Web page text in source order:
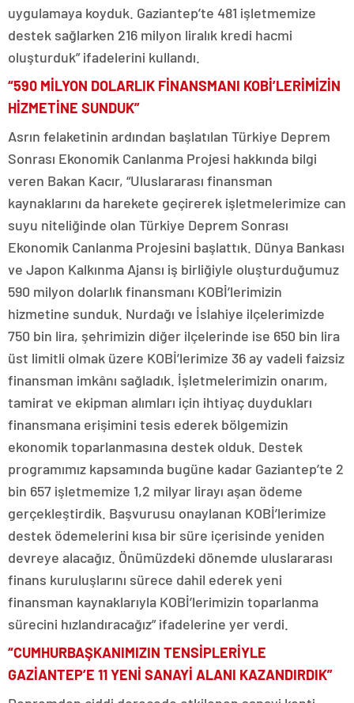
uygulamaya koyduk. Gaziantep’te 481 işletmemize
destek sağlarken 216 milyon liralık kredi hacmi
oluşturduk” ifadelerini kullandı.
“590 MİLYON DOLARLIK FİNANSMANI KOBİ’LERİMİZİN
HİZMETİNE SUNDUK”
Asrın felaketinin ardından başlatılan Türkiye Deprem
Sonrası Ekonomik Canlanma Projesi hakkında bilgi
veren Bakan Kacır, “Uluslararası finansman
kaynaklarını da harekete geçirerek işletmelerimize can
suyu niteliğinde olan Türkiye Deprem Sonrası
Ekonomik Canlanma Projesini başlattık. Dünya Bankası
ve Japon Kalkınma Ajansı iş birliğiyle oluşturduğumuz
590 milyon dolarlık finansmanı KOBİ’lerimizin
hizmetine sunduk. Nurdağı ve İslahiye ilçelerimizde
750 bin lira, şehrimizin diğer ilçelerinde ise 650 bin lira
üst limitli olmak üzere KOBİ’lerimize 36 ay vadeli faizsiz
finansman imkânı sağladık. İşletmelerimizin onarım,
tamirat ve ekipman alımları için ihtiyaç duydukları
finansmana erişimini tesis ederek bölgemizin
ekonomik toparlanmasına destek olduk. Destek
programımız kapsamında bugüne kadar Gaziantep’te 2
bin 657 işletmemize 1,2 milyar lirayı aşan ödeme
gerçekleştirdik. Başvurusu onaylanan KOBİ’lerimize
destek ödemelerini kısa bir süre içerisinde yeniden
devreye alacağız. Önümüzdeki dönemde uluslararası
finans kuruluşlarını sürece dahil ederek yeni
finansman kaynaklarıyla KOBİ’lerimizin toparlanma
sürecini hızlandıracağız” ifadelerine yer verdi.
“CUMHURBAŞKANIMIZIN TENSİPLERİYLE
GAZİANTEP’E 11 YENİ SANAYİ ALANI KAZANDIRDIK”